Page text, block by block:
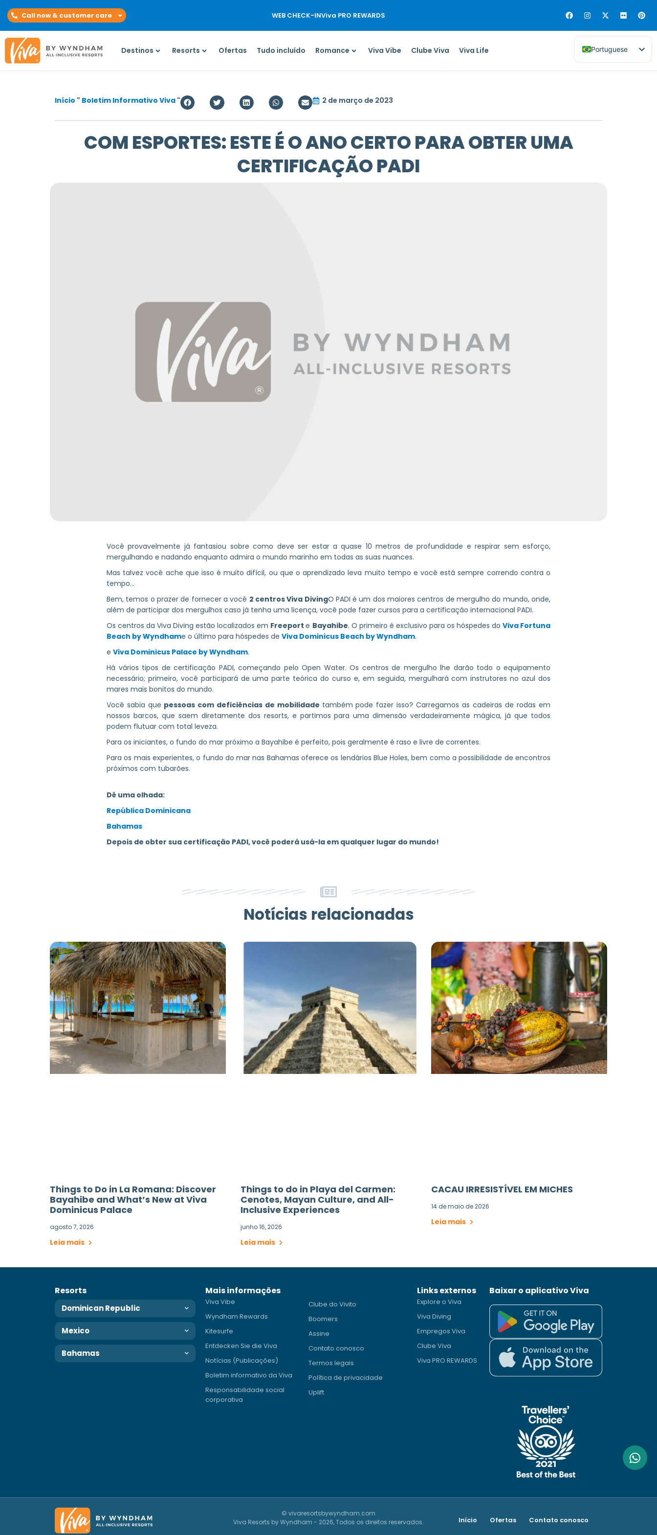
Call now & customer care WEB CHECK-INViva PRO REWARDS
Destinos Resorts Ofertas Tudo incluído Romance Viva Vibe Clube Viva Viva Life Portuguese
Início " Boletim Informativo Viva " 2 de março de 2023
COM ESPORTES: ESTE É O ANO CERTO PARA OBTER UMA
CERTIFICAÇÃO PADI
Você provavelmente já fantasiou sobre como deve ser estar a quase 10 metros de profundidade e respirar sem esforço,
mergulhando e nadando enquanto admira o mundo marinho em todas as suas nuances.
Mas talvez você ache que isso é muito difícil, ou que o aprendizado leva muito tempo e você está sempre correndo contra o
tempo...
Bem, temos o prazer de fornecer a você 2 centros Viva DivingO PADI é um dos maiores centros de mergulho do mundo, onde,
além de participar dos mergulhos caso já tenha uma licença, você pode fazer cursos para a certificação internacional PADI.
Os centros da Viva Diving estão localizados em Freeporte Bayahibe. O primeiro é exclusivo para os hóspedes do Viva Fortuna
Beach by Wyndhame o último para hóspedes de Viva Dominicus Beach by Wyndham.
e Viva Dominicus Palace by Wyndham.
Há vários tipos de certificação PADI, começando pelo Open Water. Os centros de mergulho lhe darão todo o equipamento
necessário; primeiro, você participará de uma parte teórica do curso e, em seguida, mergulhará com instrutores no azul dos
mares mais bonitos do mundo.
Você sabia que pessoas com deficiências de mobilidade também pode fazer isso? Carregamos as cadeiras de rodas em
nossos barcos, que saem diretamente dos resorts, e partimos para uma dimensão verdadeiramente mágica, já que todos
podem flutuar com total leveza.
Para os iniciantes, o fundo do mar próximo a Bayahibe é perfeito, pois geralmente é raso e livre de correntes.
Para os mais experientes, o fundo do mar nas Bahamas oferece os lendários Blue Holes, bem como a possibilidade de encontros
próximos com tubarões.
Dê uma olhada:
República Dominicana
Bahamas
Depois de obter sua certificação PADI, você poderá usá-la em qualquer lugar do mundo!
Notícias relacionadas
Things to Do in La Romana: Discover
Bayahibe and What’s New at Viva
Dominicus Palace
agosto 7, 2026
Leia mais
Things to do in Playa del Carmen:
Cenotes, Mayan Culture, and All-
Inclusive Experiences
junho 16, 2026
Leia mais
CACAU IRRESISTÍVEL EM MICHES
14 de maio de 2026
Leia mais
Resorts
Dominican Republic
Mexico
Bahamas
Mais informações
Viva Vibe
Wyndham Rewards
Kitesurfe
Entdecken Sie die Viva
Notícias (Publicações)
Boletim informativo da Viva
Responsabilidade social
corporativa
Clube do Vivito
Boomers
Assine
Contato conosco
Termos legais
Política de privacidade
Uplift
Links externos
Explore o Viva
Viva Diving
Empregos Viva
Clube Viva
Viva PRO REWARDS
Baixar o aplicativo Viva
© vivaresortsbywyndham.com
Viva Resorts by Wyndham - 2026, Todos os direitos reservados.
Início Ofertas Contato conosco